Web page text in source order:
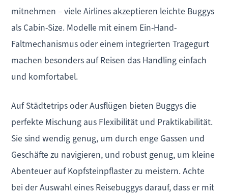
mitnehmen – viele Airlines akzeptieren leichte Buggys
als Cabin-Size. Modelle mit einem Ein-Hand-
Faltmechanismus oder einem integrierten Tragegurt
machen besonders auf Reisen das Handling einfach
und komfortabel.
Auf Städtetrips oder Ausflügen bieten Buggys die
perfekte Mischung aus Flexibilität und Praktikabilität.
Sie sind wendig genug, um durch enge Gassen und
Geschäfte zu navigieren, und robust genug, um kleine
Abenteuer auf Kopfsteinpflaster zu meistern. Achte
bei der Auswahl eines Reisebuggys darauf, dass er mit